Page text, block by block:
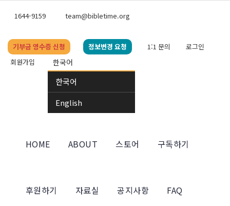
1644-9159 team@bibletime.org
기부금 영수증 신청 정보변경 요청 1:1 문의
로그인
회원가입
한국어
한국어
English
HOME ABOUT 스토어 구독하기
후원하기 자료실 공지사항 FAQ